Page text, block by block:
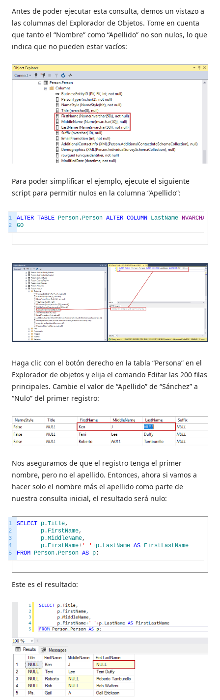
Antes de poder ejecutar esta consulta, demos un vistazo a
las columnas del Explorador de Objetos. Tome en cuenta
que tanto el “Nombre” como “Apellido” no son nulos, lo que
indica que no pueden estar vacíos:
Para poder simplificar el ejemplo, ejecute el siguiente
script para permitir nulos en la columna “Apellido”:
1
2
ALTER TABLE Person . Person ALTER COLUMN LastName NVARCHAR
GO
Haga clic con el botón derecho en la tabla “Persona” en el
Explorador de objetos y elija el comando Editar las 200 filas
principales. Cambie el valor de “Apellido” de “Sánchez” a
“Nulo” del primer registro:
Nos aseguramos de que el registro tenga el primer
nombre, pero no el apellido. Entonces, ahora si vamos a
hacer solo el nombre más el apellido como parte de
nuestra consulta inicial, el resultado será nulo:
1
2
3
4
5
SELECT p .Title,
p . FirstName,
p .MiddleName,
p . FirstName+ ' '+p . LastName AS FirstLastName
FROM Person . Person AS p;
Este es el resultado: